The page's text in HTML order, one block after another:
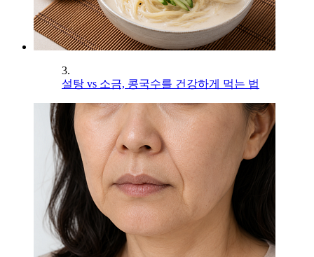
3.
설탕 vs 소금, 콩국수를 건강하게 먹는 법